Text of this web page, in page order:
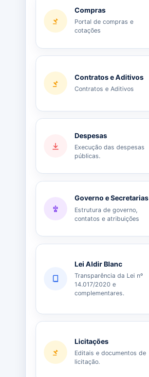
Compras
Portal de compras e
cotações
Contratos e Aditivos
Contratos e Aditivos
Despesas
Execução das despesas
públicas.
Governo e Secretarias
Estrutura de governo,
contatos e atribuições
Lei Aldir Blanc
Transparência da Lei nº
14.017/2020 e
complementares.
Licitações
Editais e documentos de
licitação.